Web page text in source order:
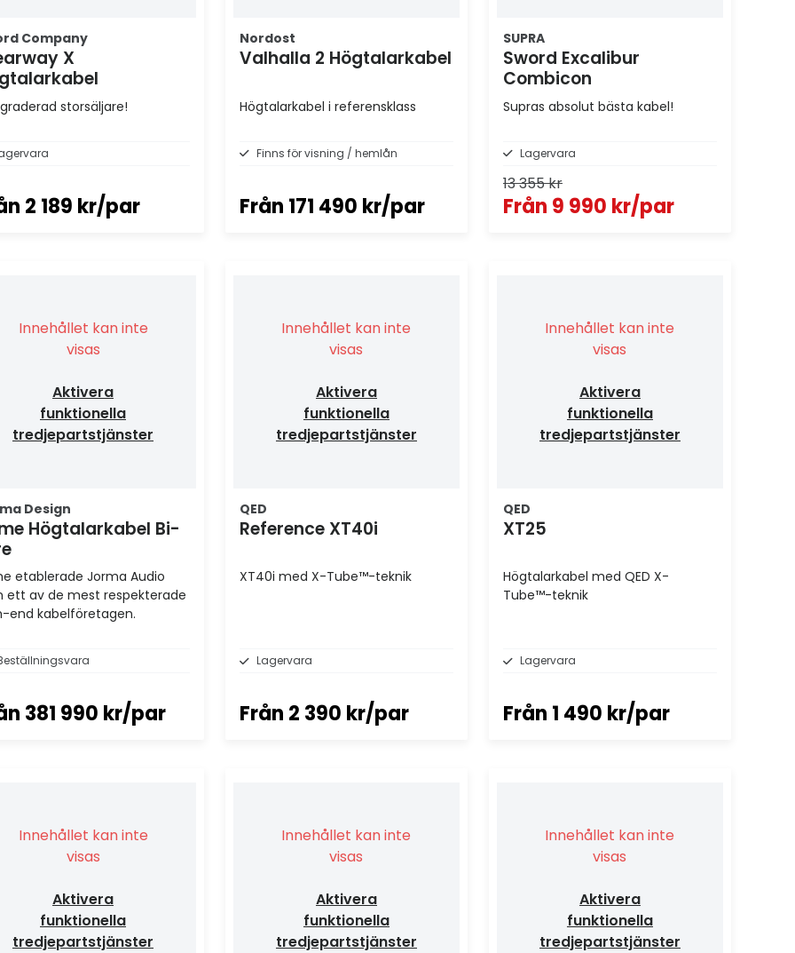
Company
X
storsäljare!
2 189 kr/par
Nordost
Valhalla 2 Högtalarkabel
Högtalarkabel i referensklass
Finns för visning / hemlån
Från 171 490 kr/par
SUPRA
Sword Excalibur
Combicon
Supras absolut bästa kabel!
Lagervara
13 355 kr
Från 9 990 kr/par
Innehållet kan inte
visas
Aktivera
funktionella
tredjepartstjänster
Design
Högtalarkabel Bi-
etablerade Jorma Audio
ett av de mest respekterade
end kabelföretagen.
381 990 kr/par
Innehållet kan inte
visas
Aktivera
funktionella
tredjepartstjänster
QED
Reference XT40i
XT40i med X-Tube™-teknik
Lagervara
Från 2 390 kr/par
Innehållet kan inte
visas
Aktivera
funktionella
tredjepartstjänster
QED
XT25
Högtalarkabel med QED X-
Tube™-teknik
Lagervara
Från 1 490 kr/par
Innehållet kan inte
visas
Aktivera
funktionella
tredjepartstjänster
Innehållet kan inte
visas
Aktivera
funktionella
tredjepartstjänster
Innehållet kan inte
visas
Aktivera
funktionella
tredjepartstjänster